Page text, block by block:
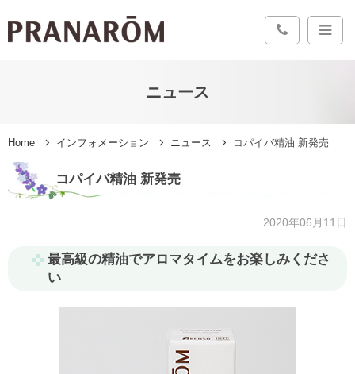
ニュース
Home インフォメーション ニュース コパイバ精油 新発売
コパイバ精油 新発売
2020年06月11日
最高級の精油でアロマタイムをお楽しみくださ
い